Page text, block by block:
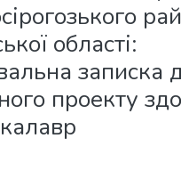
області:
записка
проекту